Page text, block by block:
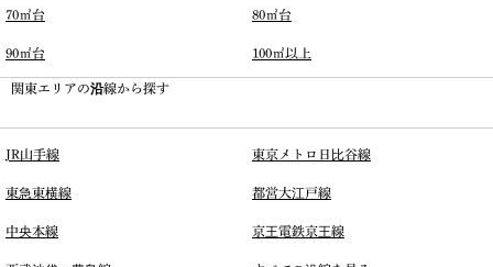
70㎡台 80㎡台
90㎡台 100㎡以上
関東エリアの沿線から探す
JR山手線 東京メトロ日比谷線
東急東横線 都営大江戸線
中央本線 京王電鉄京王線